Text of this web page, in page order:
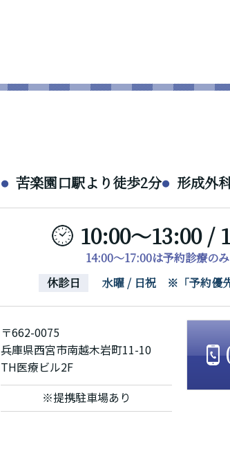
苦楽園口駅より徒歩2分 形成外
10:00～13:00 /
14:00～17:00は予約診療のみ
休診日
水曜 / 日祝 ※「予約優
〒662-0075
兵庫県西宮市南越木岩町11-10
TH医療ビル2F
※提携駐車場あり